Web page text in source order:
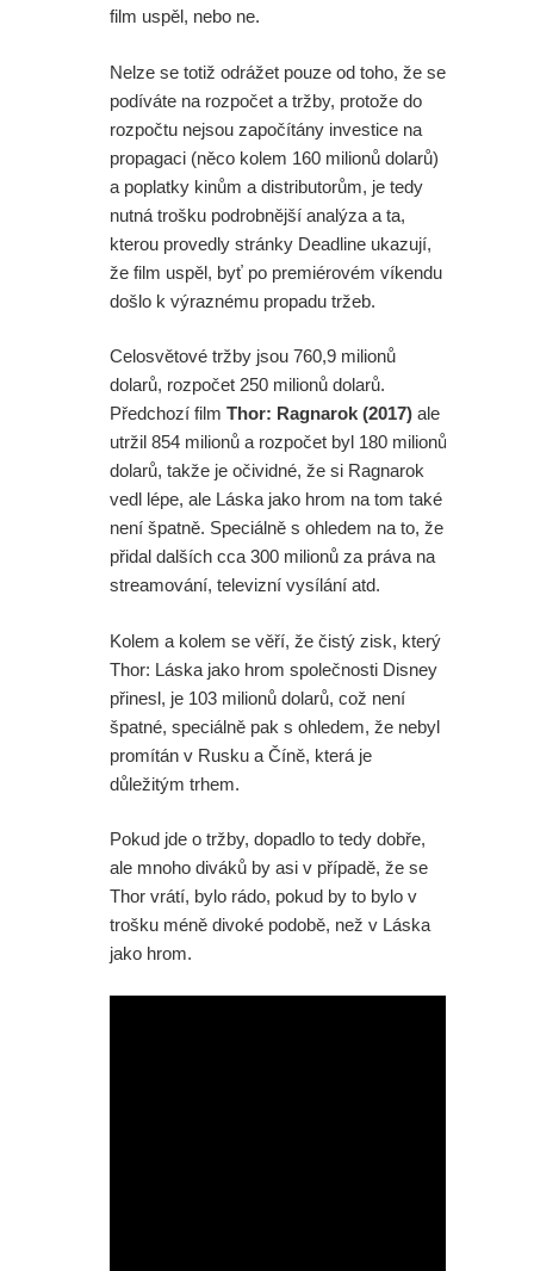
film uspěl, nebo ne.
Nelze se totiž odrážet pouze od toho, že se
podíváte na rozpočet a tržby, protože do
rozpočtu nejsou započítány investice na
propagaci (něco kolem 160 milionů dolarů)
a poplatky kinům a distributorům, je tedy
nutná trošku podrobnější analýza a ta,
kterou provedly stránky Deadline ukazují,
že film uspěl, byť po premiérovém víkendu
došlo k výraznému propadu tržeb.
Celosvětové tržby jsou 760,9 milionů
dolarů, rozpočet 250 milionů dolarů.
Předchozí film Thor: Ragnarok (2017) ale
utržil 854 milionů a rozpočet byl 180 milionů
dolarů, takže je očividné, že si Ragnarok
vedl lépe, ale Láska jako hrom na tom také
není špatně. Speciálně s ohledem na to, že
přidal dalších cca 300 milionů za práva na
streamování, televizní vysílání atd.
Kolem a kolem se věří, že čistý zisk, který
Thor: Láska jako hrom společnosti Disney
přinesl, je 103 milionů dolarů, což není
špatné, speciálně pak s ohledem, že nebyl
promítán v Rusku a Číně, která je
důležitým trhem.
Pokud jde o tržby, dopadlo to tedy dobře,
ale mnoho diváků by asi v případě, že se
Thor vrátí, bylo rádo, pokud by to bylo v
trošku méně divoké podobě, než v Láska
jako hrom.